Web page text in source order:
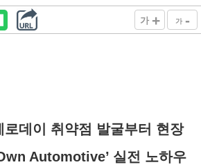
가 + 가 -
데이 취약점 발굴부터 현장
Automotive’ 실전 노하우